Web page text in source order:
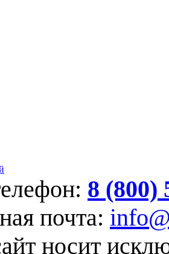
8 (800)
почта:
носит